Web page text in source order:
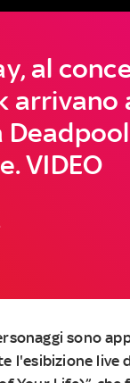
al
arrivano
VIDEO
sono
l'esibizione live